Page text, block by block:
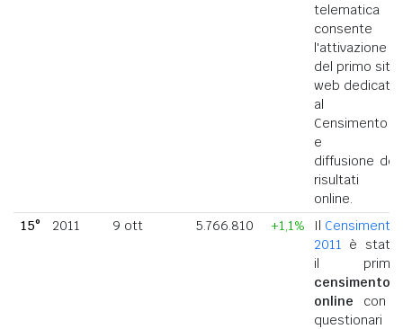
telematica
consente
l'attivazione
del primo sito
web dedicato
al
Censimento
e la
diffusione dei
risultati
online.
15°
2011 9 ott 5.766.810 +1,1% Il Censimento
2011 è stato
il primo
censimento
online con i
questionari